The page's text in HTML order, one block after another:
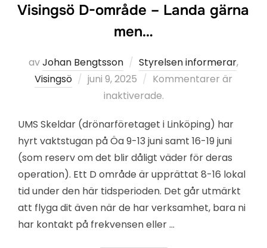
Visingsö D-område – Landa gärna
men…
avJohan Bengtsson Styrelsen informerar,
Visingsö
Publicerat
den
juni 9, 2025
Kommentarer är
inaktiverade.
UMS Skeldar (drönarföretaget i Linköping) har
hyrt vaktstugan på Öa 9-13 juni samt 16-19 juni
(som reserv om det blir dåligt väder för deras
operation). Ett D område är upprättat 8-16 lokal
tid under den här tidsperioden. Det går utmärkt
att flyga dit även när de har verksamhet, bara ni
har kontakt på frekvensen eller …